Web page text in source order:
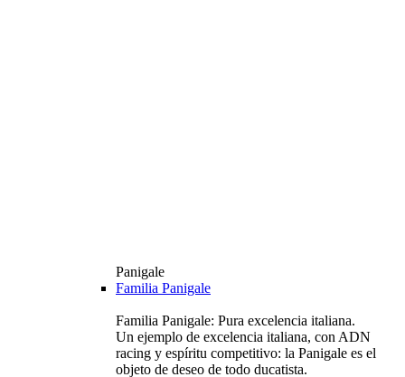
Panigale
Familia Panigale
Familia Panigale: Pura excelencia italiana.
Un ejemplo de excelencia italiana, con ADN
racing y espíritu competitivo: la Panigale es el
objeto de deseo de todo ducatista.